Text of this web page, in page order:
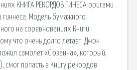
КНИГА РЕКОРДОВ ГИНЕСА оригами
гиннеса. Модель бумажного
на соревнованиях Книги
что очень долго летает. Джон
самолет «Сюзанна», который,
смог попасть в Книгу рекордов